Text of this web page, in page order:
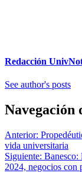
Redacción
See author's posts
Navegación
Anterior:
vida universitaria
Siguiente: Banesco:
2024, negocios con